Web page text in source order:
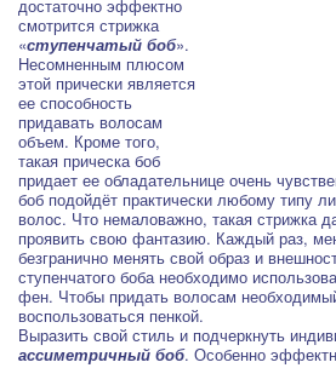
достаточно эффектно
смотрится стрижка
«ступенчатый боб».
Несомненным плюсом
этой прически является
ее способность
придавать волосам
объем. Кроме того,
такая прическа боб
придает ее обладательнице очень
боб подойдёт практически любому типу
волос. Что немаловажно, такая стрижка
проявить свою фантазию. Каждый раз,
безгранично менять свой образ и
ступенчатого боба необходимо
фен. Чтобы придать волосам
воспользоваться пенкой.
Выразить свой стиль и подчеркнуть
ассиметричный боб. Особенно